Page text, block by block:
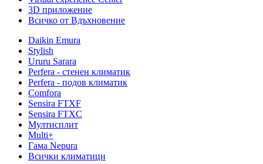
3D приложение
Всичко от Вдъхновение
Daikin Emura
Stylish
Ururu Sarara
Perfera - стенен климатик
Perfera - подов климатик
Comfora
Sensira FTXF
Sensira FTXC
Мултисплит
Multi+
Гама Nepura
Всички климатици